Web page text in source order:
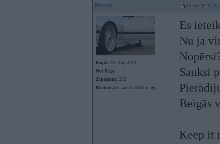
Becele 03. Oct 2011,
Kopš: 28. Sep 2011
No: Rīga
Ziņojumi: 235
Braucu ar: izrautu ABS releju
Es
Nu ja
Sauksi
Beigās
Keep it